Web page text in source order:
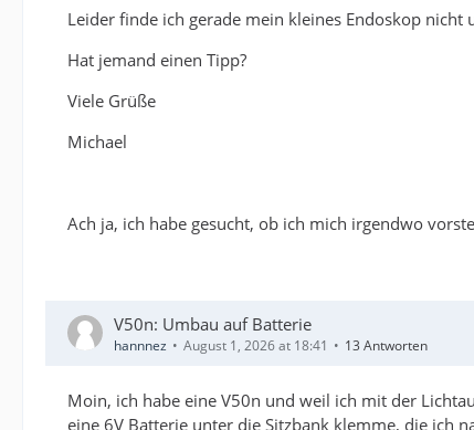
Leider finde ich gerade mein kleines Endoskop nicht
Hat jemand einen Tipp?
Viele Grüße
Michael
Ach ja, ich habe gesucht, ob ich mich irgendwo
V50n: Umbau auf Batterie
hannnez August 1, 2026 at 18:41 13 Antworten
Moin, ich habe eine V50n und weil ich mit der
eine 6V Batterie unter die Sitzbank klemme, die ich